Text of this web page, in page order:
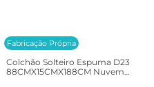
Fabricação Própria
Colchão Solteiro Espuma D23
88CMX15CMX188CM Nuvem